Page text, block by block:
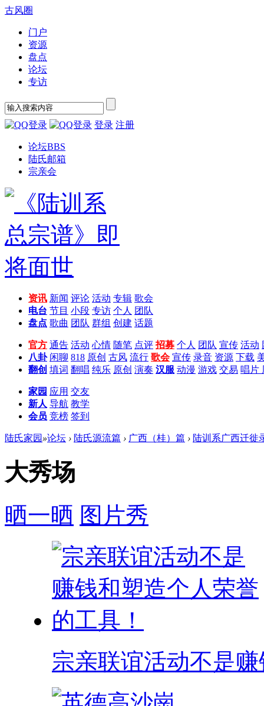
古风圈
门户
资源
盘点
论坛
专访
登录 注册
论坛BBS
陆氏邮箱
宗亲会
资讯 新闻 评论 活动 专辑 歌会
电台 节目 小段 专访 个人 团队
盘点 歌曲 团队 群组 创建 话题
官方 通告 活动 心情 随笔 点评 招募 个人 团队 宣传 活动
八卦 闲聊 818 原创 古风 流行 歌会 宣传 录音 资源 下载
翻创 填词 翻唱 纯乐 原创 演奏 汉服 动漫 游戏 交易 唱片
家园 应用 交友
新人 导航 教学
会员 竞榜 签到
陆氏家园 »论坛 › 陆氏源流篇 › 广西（桂）篇 › 陆训系广西迁徙
大秀场
晒一晒 图片秀
宗亲联谊活动不是